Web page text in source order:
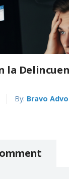
la
By: Bravo